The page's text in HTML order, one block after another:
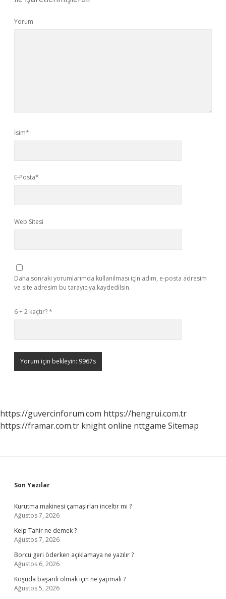
Yorum
İsim*
E-Posta*
Web Sitesi
Daha sonraki yorumlarımda kullanılması için adım, e-posta adresim
ve site adresim bu tarayıcıya kaydedilsin.
6 + 2 kaçtır?*
https://guvercinforum.com https://hengrui.com.tr
https://framar.com.tr knight online nttgame Sitemap
Sidebar
Son Yazılar
Kurutma makinesi çamaşırları inceltir mi ?
Ağustos 7, 2026
Kelp Tahir ne demek ?
Ağustos 7, 2026
Borcu geri öderken açıklamaya ne yazılır ?
Ağustos 6, 2026
Koşuda başarılı olmak için ne yapmalı ?
Ağustos 5, 2026